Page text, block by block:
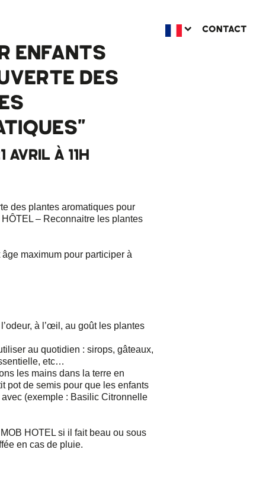
CONTACT
ENFANTS
DES
AVRIL À 11H
des plantes aromatiques pour
– Reconnaitre les plantes
maximum pour participer à
à l’œil, au goût les plantes
au quotidien : sirops, gâteaux,
etc…
les mains dans la terre en
pot de semis pour que les enfants
(exemple : Basilic Citronnelle
HOTEL si il fait beau ou sous
en cas de pluie.